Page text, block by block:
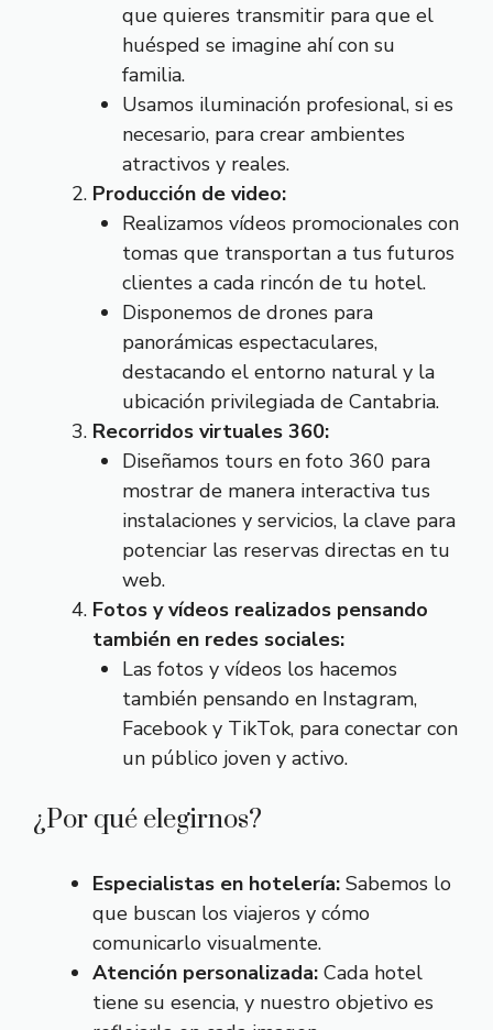
que quieres transmitir para que el
huésped se imagine ahí con su
familia.
Usamos iluminación profesional, si es
necesario, para crear ambientes
atractivos y reales.
Producción de video:
Realizamos vídeos promocionales con
tomas que transportan a tus futuros
clientes a cada rincón de tu hotel.
Disponemos de drones para
panorámicas espectaculares,
destacando el entorno natural y la
ubicación privilegiada de Cantabria.
Recorridos virtuales 360:
Diseñamos tours en foto 360 para
mostrar de manera interactiva tus
instalaciones y servicios, la clave para
potenciar las reservas directas en tu
web.
Fotos y vídeos realizados pensando
también en redes sociales:
Las fotos y vídeos los hacemos
también pensando en Instagram,
Facebook y TikTok, para conectar con
un público joven y activo.
¿Por qué elegirnos?
Especialistas en hotelería: Sabemos lo
que buscan los viajeros y cómo
comunicarlo visualmente.
Atención personalizada: Cada hotel
tiene su esencia, y nuestro objetivo es